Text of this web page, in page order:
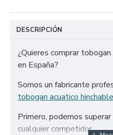
DESCRIPCIÓN
¿Quieres comprar
en España?
Somos un fabricante
tobogan acuatico hinchable
Primero, podemos
cualquier competidor.